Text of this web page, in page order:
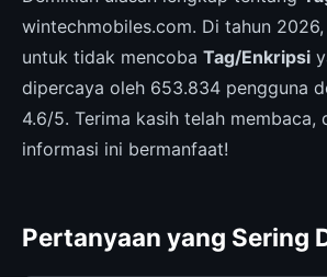
wintechmobiles.com. Di tahun
untuk tidak mencoba Tag/Enkripsi
dipercaya oleh 653.834 pengguna
4.6/5. Terima kasih telah membaca,
informasi ini bermanfaat!
Pertanyaan yang Sering